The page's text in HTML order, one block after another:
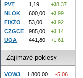
PVT 1,19
+38,37
NLOK
600,00
+3,99
FIXZO
53,00
+3,92
CZGCE
985,00
+3,14
UQA
441,80 +1,61
Zajímavé poklesy
VOW3 1 800,00
-5,06